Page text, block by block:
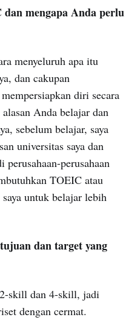
mengapa Anda perlu
menyeluruh apa itu
dan cakupan
diri secara
Anda belajar dan
sebelum belajar, saya
universitas saya dan
perusahaan-perusahaan
TOEIC atau
untuk belajar lebih
dan target yang
skill dan 4-skill, jadi
dengan cermat.